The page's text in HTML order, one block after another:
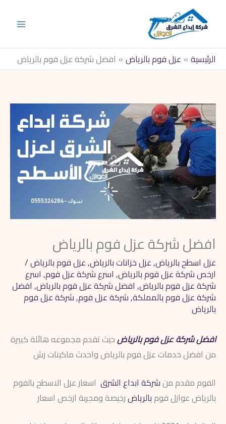
الرئيسية
عزل فوم بالرياض افضل شركة عزل فوم بالرياض
افضل شركة عزل فوم بالرياض
عزل اسطح بالرياض,عزل خزانات بالرياض,عزل فوم بالرياض/
ارخص شركة عزل فوم بالرياض, اسرع شركة عزل فوم, اسرع
شركة عزل فوم بالرياض, افضل شركة عزل فوم بالرياض, افضل
شركة عزل فوم بالمملكة,شركة عزل فوم,شركة عزل فوم
بالرياض
افضل شركة عزل فوم بالرياضحيث تقدم مجموعه هائلة كبيرة
من افضل خدمات عزل فوم بالرياض واحدث ماكينات رش
الفوم مقدم منشركة ابداع الشرق اسعار عزل الاسطح بالفوم
بالرياض عوازل فومبالرياضرخيصة ومجربة ارخص اسعار